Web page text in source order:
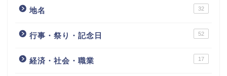
地名 32
行事・祭り・記念日 52
経済・社会・職業 17